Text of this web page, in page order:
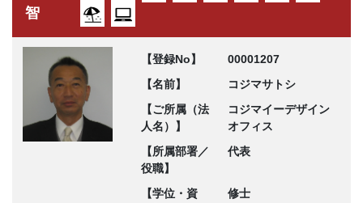
智
【登録No】
00001207
【名前】
コジマサトシ
【ご所属（法
人名）】
コジマイーデザイン
オフィス
【所属部署／
役職】
代表
【学位・資
修士